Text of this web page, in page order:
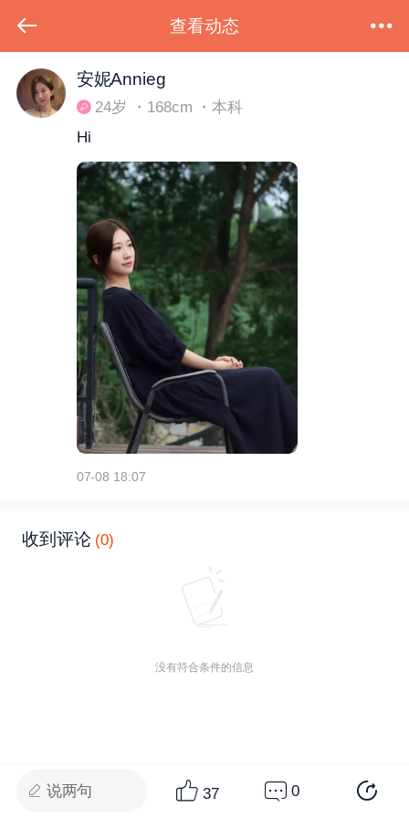
查看动态
下拉刷新
安妮Annieg
24岁 ・168cm ・本科
Hi
07-08 18:07
收到评论 (0)
没有符合条件的信息
说两句 37 0